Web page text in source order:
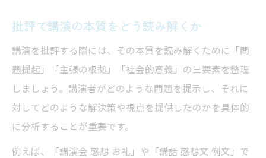
批評で講演の本質をどう読み解くか
講演を批評する際には、その本質を読み解くために「問
題提起」「主張の根拠」「社会的意義」の三要素を整理
しましょう。講演者がどのような問題を提示し、それに
対してどのような解決策や視点を提供したのかを具体的
に分析することが重要です。
例えば、「講演会 感想 お礼」や「講話 感想文 例文」で